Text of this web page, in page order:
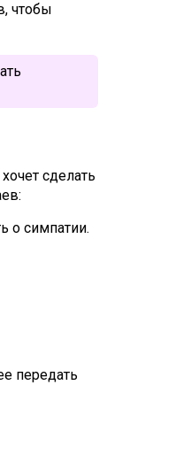
чтобы
сделать
о симпатии.
передать